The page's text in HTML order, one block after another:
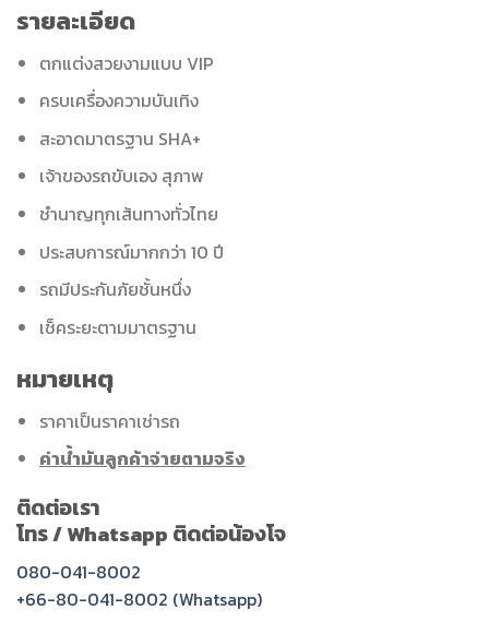
รายละเอียด
ตกแต่งสวยงามแบบ VIP
ครบเครื่องความบันเทิง
สะอาดมาตรฐาน SHA+
เจ้าของรถขับเอง สุภาพ
ชำนาญทุกเส้นทางทั่วไทย
ประสบการณ์มากกว่า 10 ปี
รถมีประกันภัยชั้นหนึ่ง
เช็คระยะตามมาตรฐาน
หมายเหตุ
ราคาเป็นราคาเช่ารถ
ค่าน้ำมันลูกค้าจ่ายตามจริง
ติดต่อเรา
โทร / Whatsapp ติดต่อน้องโจ
080-041-8002
+66-80-041-8002 (Whatsapp)